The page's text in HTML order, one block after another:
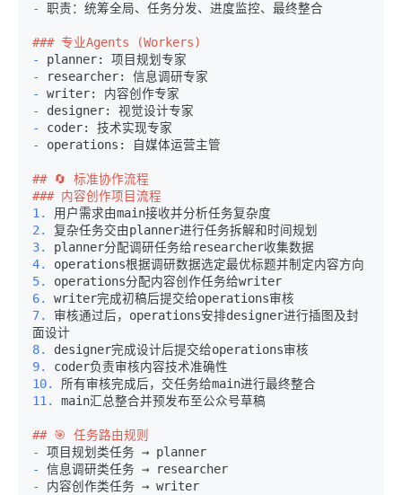
-
职责：统筹全局、任务分发、进度监控、最终整合
### 专业Agents (Workers)
-
-
-
-
-
-
operations: 自媒体运营主管
## 🔄 标准协作流程
### 内容创作项目流程
1.
2.
3.
4.
5.
6.
7.
审核通过后，operations安排designer进行插图及封
8.
9.
10.
11.
main汇总整合并预发布至公众号草稿
## 🎯 任务路由规则
-
-
-